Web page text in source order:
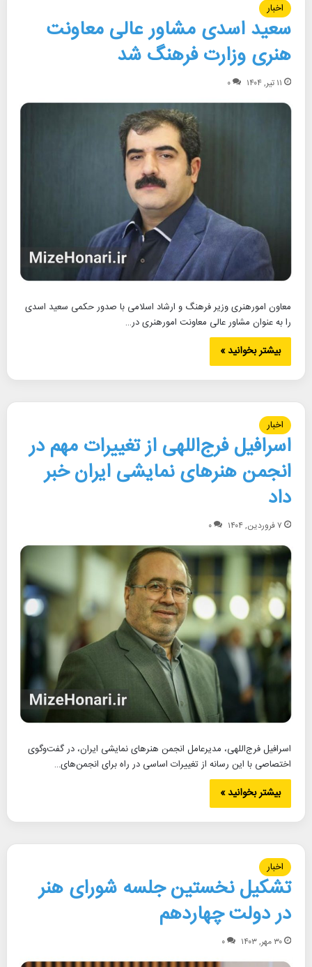
اخبار
سعید اسدی مشاور عالی معاونت
هنری وزارت فرهنگ شد
۱۱ تیر, ۱۴۰۴ ۰
معاون امورهنری وزیر فرهنگ و ارشاد اسلامی با صدور حکمی سعید اسدی
را به عنوان مشاور عالی معاونت امورهنری در…
بیشتر بخوانید »
اخبار
اسرافیل فرج‌اللهی از تغییرات مهم در
انجمن هنرهای نمایشی ایران خبر
داد
۷ فروردین, ۱۴۰۴ ۰
اسرافیل فرج‌اللهی، مدیرعامل انجمن هنرهای نمایشی ایران، در گفت‌وگوی
اختصاصی با این رسانه از تغییرات اساسی در راه برای انجمن‌های…
بیشتر بخوانید »
اخبار
تشکیل نخستین جلسه شورای هنر
در دولت چهاردهم
۳۰ مهر, ۱۴۰۳ ۰